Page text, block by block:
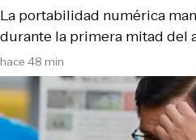
hace 48 min
La portabilidad numérica
durante la primera mitad del